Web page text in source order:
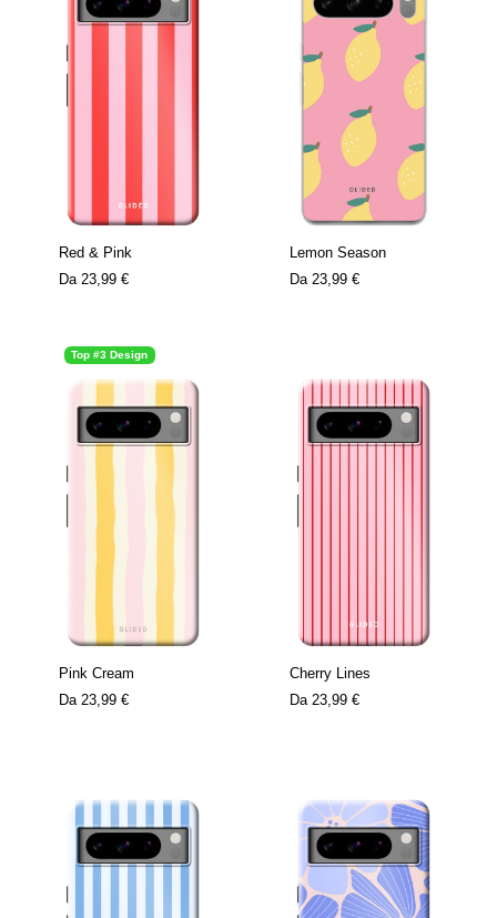
Red & Pink
Da 23,99 €
Lemon Season
Da 23,99 €
Top #3 Design
Pink Cream
Da 23,99 €
Cherry Lines
Da 23,99 €